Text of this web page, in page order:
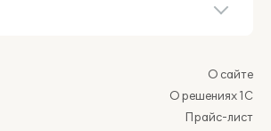
О сайте
О решениях 1С
Прайс-лист